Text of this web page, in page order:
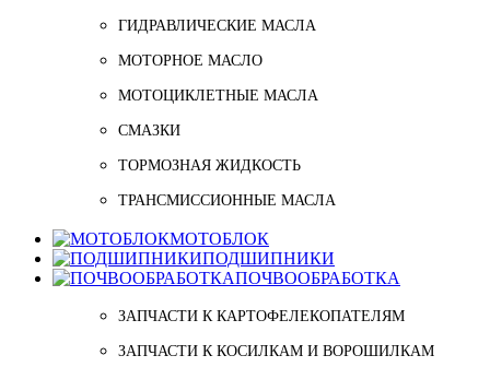
ГИДРАВЛИЧЕСКИЕ МАСЛА
МОТОРНОЕ МАСЛО
МОТОЦИКЛЕТНЫЕ МАСЛА
СМАЗКИ
ТОРМОЗНАЯ ЖИДКОСТЬ
ТРАНСМИССИОННЫЕ МАСЛА
МОТОБЛОК
ПОДШИПНИКИ
ПОЧВООБРАБОТКА
ЗАПЧАСТИ К КАРТОФЕЛЕКОПАТЕЛЯМ
ЗАПЧАСТИ К КОСИЛКАМ И ВОРОШИЛКАМ